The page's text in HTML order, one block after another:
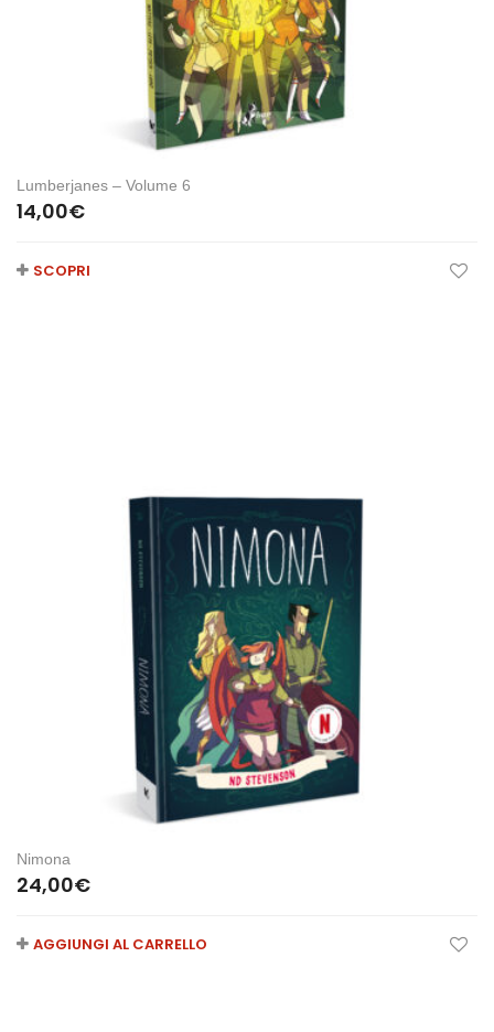
Lumberjanes – Volume 6
14,00€
SCOPRI
Nimona
24,00€
AGGIUNGI AL CARRELLO